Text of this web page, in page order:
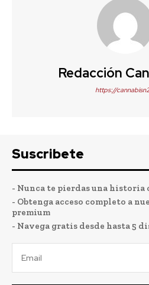
Redacción
https://
Suscribete
- Nunca te pierdas una
- Obtenga acceso completo a
premium
- Navega gratis desde hasta 5